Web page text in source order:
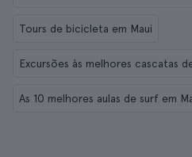
Tours de bicicleta em Maui
Excursões às melhores cascatas
As 10 melhores aulas de surf em